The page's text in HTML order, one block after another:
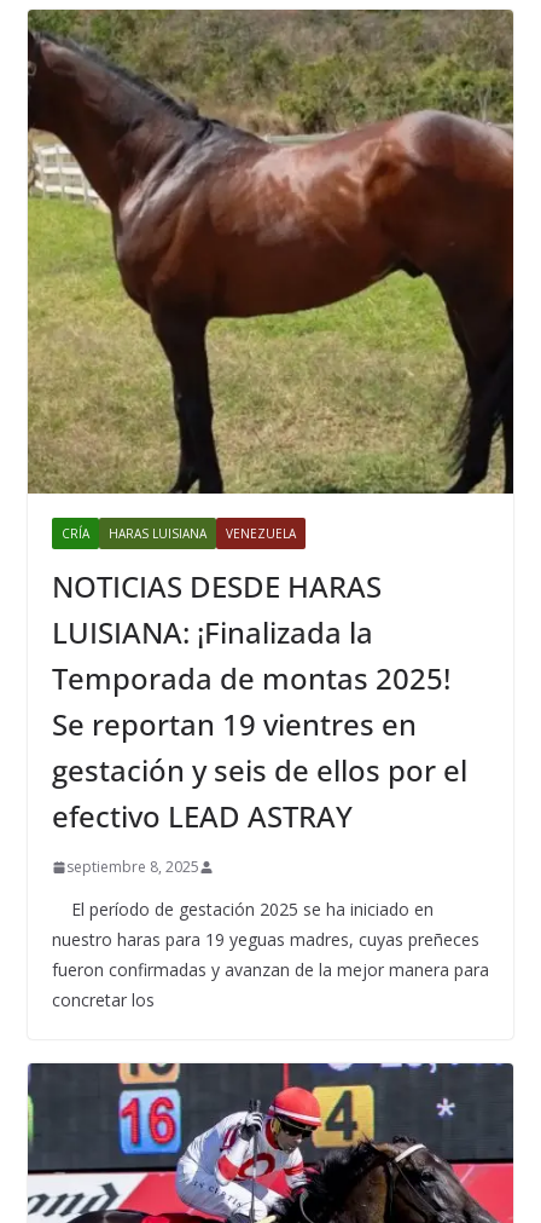
CRÍA HARAS LUISIANA VENEZUELA
NOTICIAS DESDE HARAS
LUISIANA: ¡Finalizada la
Temporada de montas 2025!
Se reportan 19 vientres en
gestación y seis de ellos por el
efectivo LEAD ASTRAY
septiembre 8, 2025
El período de gestación 2025 se ha iniciado en
nuestro haras para 19 yeguas madres, cuyas preñeces
fueron confirmadas y avanzan de la mejor manera para
concretar los